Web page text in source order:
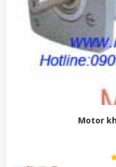
Motor